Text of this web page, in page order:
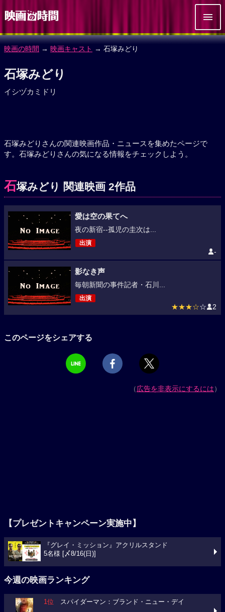
映画の時間 → 映画キャスト → 石塚みどり
石塚みどり
イシヅカミドリ
石塚みどりさんの関連映画作品・ニュースを集めたページで
す。石塚みどりさんの気になる情報をチェックしよう。
石塚みどり 関連映画 2作品
愛は空の果てへ
夜の新宿--孤児の圭次は...
出演
-
影なき声
毎朝新聞の事件記者・石川...
出演
★★★☆☆ 2
このページをシェアする
（広告を非表示にするには）
【プレゼントキャンペーン実施中】
『グレイ・ミッション』アクリルスタンド
5名様 [〆8/16(日)]
今週の映画ランキング
1位 スパイダーマン：ブランド・ニュー・デイ